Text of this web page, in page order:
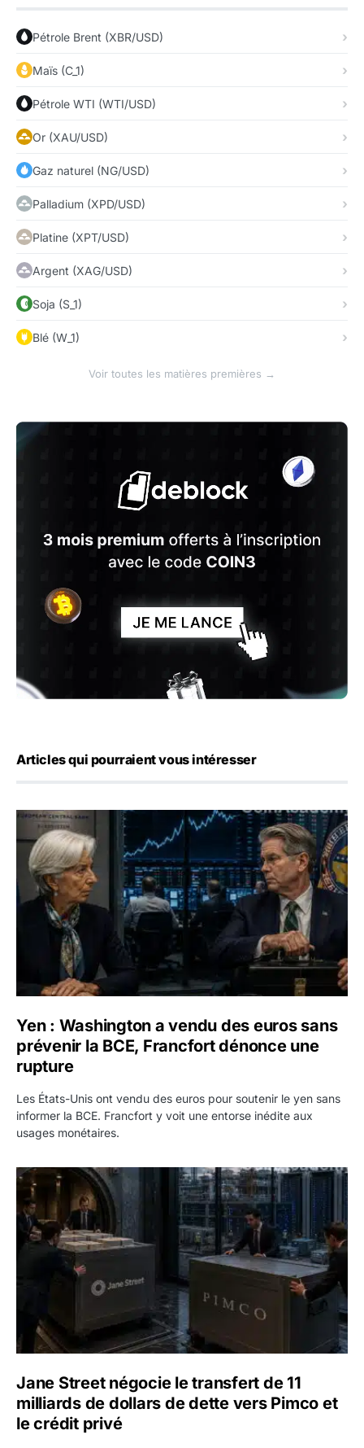
Pétrole Brent (XBR/USD)
Maïs (C_1)
Pétrole WTI (WTI/USD)
Or (XAU/USD)
Gaz naturel (NG/USD)
Palladium (XPD/USD)
Platine (XPT/USD)
Argent (XAG/USD)
Soja (S_1)
Blé (W_1)
Voir toutes les matières premières →
Articles qui pourraient vous intéresser
Yen : Washington a vendu des euros sans prévenir la
Yen : Washington a vendu des euros sans
prévenir la BCE, Francfort dénonce une
rupture
Les États-Unis ont vendu des euros pour soutenir le yen sans
informer la BCE. Francfort y voit une entorse inédite aux
usages monétaires.
Jane Street négocie le transfert de 11 milliards de
Jane Street négocie le transfert de 11
milliards de dollars de dette vers Pimco et
le crédit privé